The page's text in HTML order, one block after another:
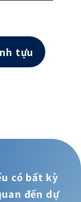
tựu
có bất kỳ
đến dự